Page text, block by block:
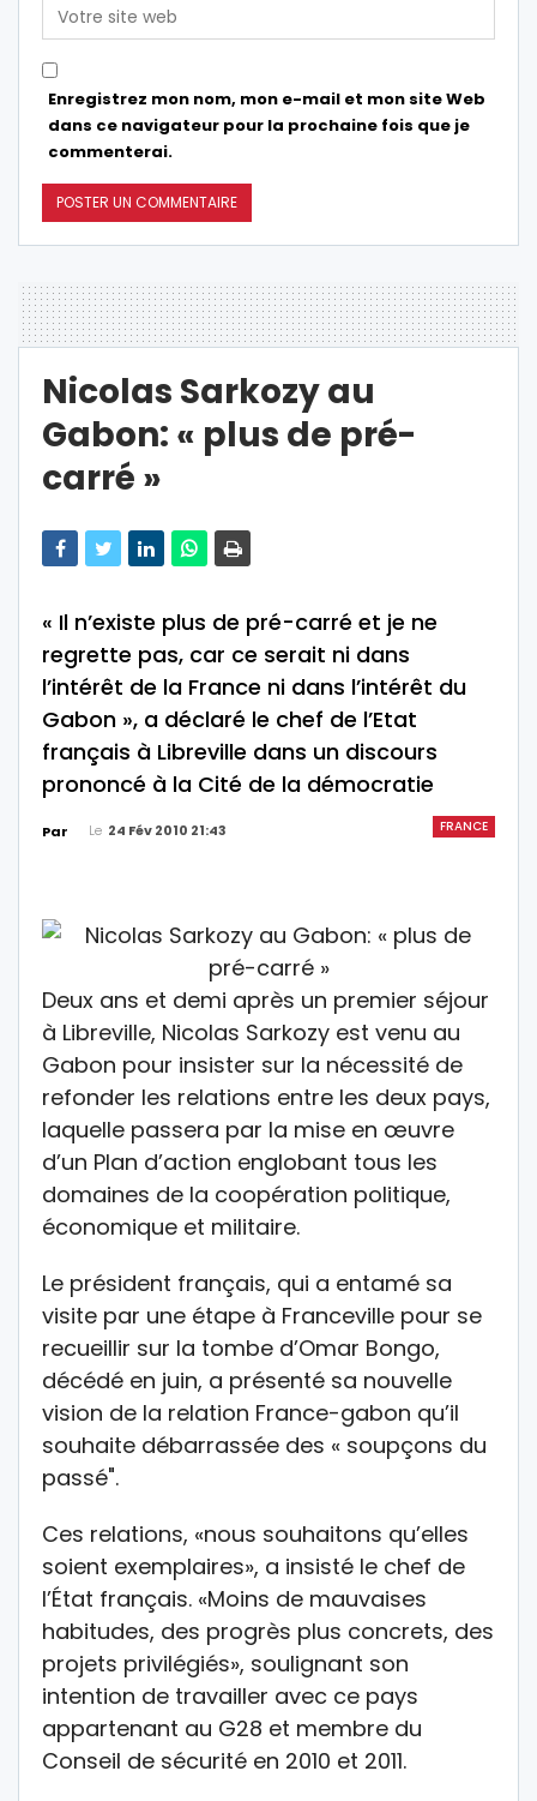
Enregistrez mon nom, mon e-mail et mon site Web
dans ce navigateur pour la prochaine fois que je
commenterai.
Nicolas Sarkozy au
Gabon: « plus de pré-
carré »
« Il n’existe plus de pré-carré et je ne
regrette pas, car ce serait ni dans
l’intérêt de la France ni dans l’intérêt du
Gabon », a déclaré le chef de l’Etat
français à Libreville dans un discours
prononcé à la Cité de la démocratie
FRANCE
Par Le 24 Fév 2010 21:43
Deux ans et demi après un premier séjour
à Libreville, Nicolas Sarkozy est venu au
Gabon pour insister sur la nécessité de
refonder les relations entre les deux pays,
laquelle passera par la mise en œuvre
d’un Plan d’action englobant tous les
domaines de la coopération politique,
économique et militaire.
Le président français, qui a entamé sa
visite par une étape à Franceville pour se
recueillir sur la tombe d’Omar Bongo,
décédé en juin, a présenté sa nouvelle
vision de la relation France-gabon qu’il
souhaite débarrassée des « soupçons du
passé".
Ces relations, «nous souhaitons qu’elles
soient exemplaires», a insisté le chef de
l’État français. «Moins de mauvaises
habitudes, des progrès plus concrets, des
projets privilégiés», soulignant son
intention de travailler avec ce pays
appartenant au G28 et membre du
Conseil de sécurité en 2010 et 2011.